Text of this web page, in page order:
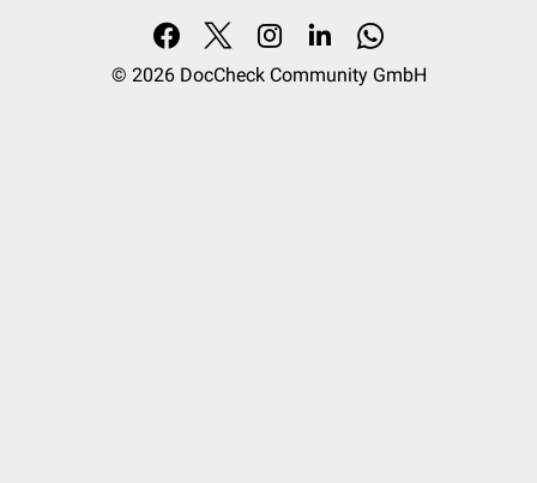
© 2026 DocCheck Community GmbH